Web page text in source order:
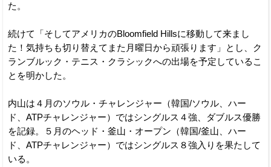
た。
続けて「そしてアメリカのBloomfield Hillsに移動して来まし
た！気持ちも切り替えてまた月曜日から頑張ります」とし、ク
ランブルック・テニス・クラシックへの出場を予定しているこ
とを明かした。
内山は４月のソウル・チャレンジャー（韓国/ソウル、ハー
ド、ATPチャレンジャー）ではシングルス４強、ダブルス優勝
を記録。５月のヘッド・釜山・オープン（韓国/釜山、ハー
ド、ATPチャレンジャー）ではシングルス８強入りを果たして
いる。